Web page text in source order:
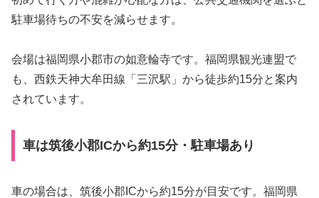
駐車場待ちの不安を減らせます。
会場は福岡県小郡市の如意輪寺です。福岡県観光連盟で
も、西鉄天神大牟田線「三沢駅」から徒歩約15分と案内
されています。
車は筑後小郡ICから約15分・駐車場あり
車の場合は、筑後小郡ICから約15分が目安です。福岡県